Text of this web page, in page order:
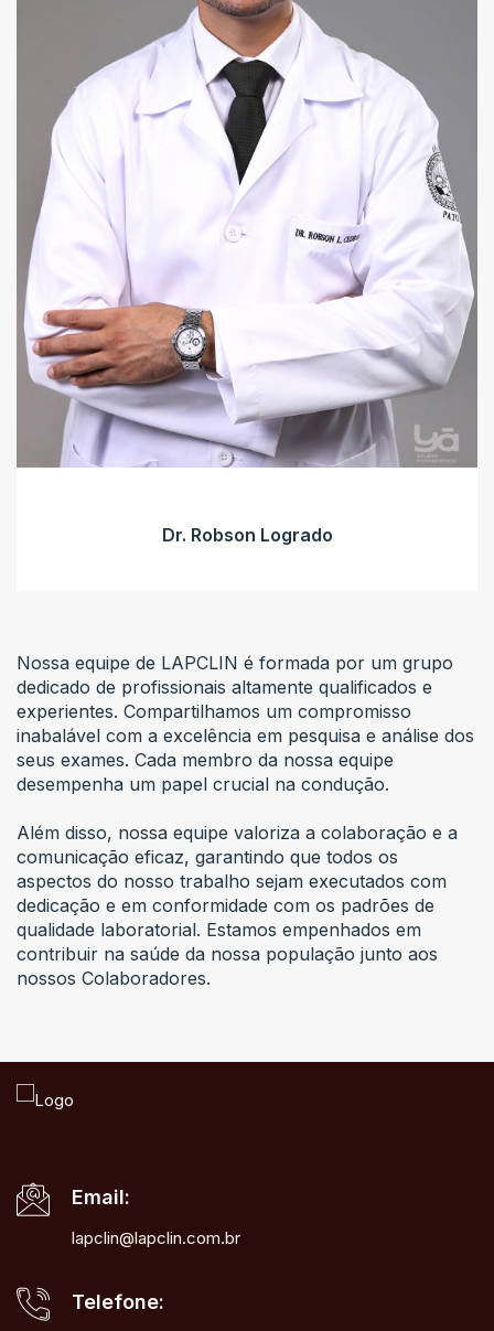
Dr. Robson Logrado
Nossa equipe de LAPCLIN é formada por um grupo
dedicado de profissionais altamente qualificados e
experientes. Compartilhamos um compromisso
inabalável com a excelência em pesquisa e análise dos
seus exames. Cada membro da nossa equipe
desempenha um papel crucial na condução.
Além disso, nossa equipe valoriza a colaboração e a
comunicação eficaz, garantindo que todos os
aspectos do nosso trabalho sejam executados com
dedicação e em conformidade com os padrões de
qualidade laboratorial. Estamos empenhados em
contribuir na saúde da nossa população junto aos
nossos Colaboradores.
Email:
lapclin@lapclin.com.br
Telefone: